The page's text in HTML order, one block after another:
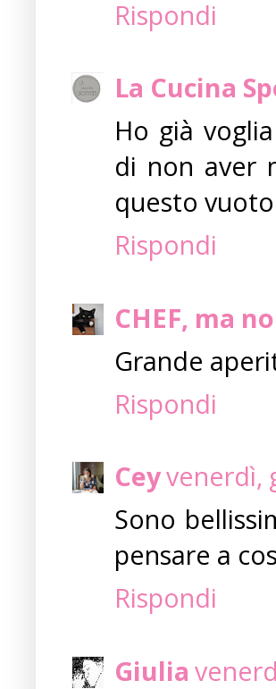
Rispondi
La Cucina
Ho già
di non aver
questo
Rispondi
CHEF, ma
Grande
Rispondi
Ceyvenerdì,
Sono
pensare a
Rispondi
Giulia